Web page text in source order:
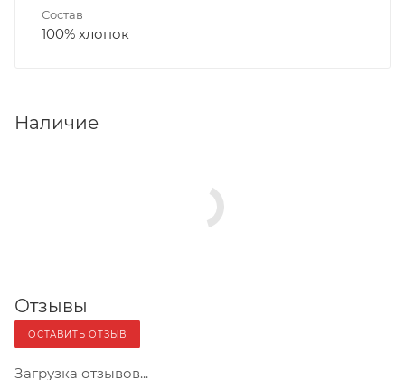
Состав
100% хлопок
Наличие
Отзывы
ОСТАВИТЬ ОТЗЫВ
Загрузка отзывов...